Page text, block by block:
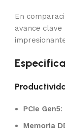
En
avance
PCIe Gen5:
Memoria